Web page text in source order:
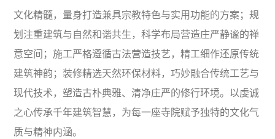
文化精髓，量身打造兼具宗教特色与实用功能的方案；规
划注重建筑与自然和谐共生，科学布局营造庄严静谧的禅
意空间；施工严格遵循古法营造技艺，精工细作还原传统
建筑神韵；装修精选天然环保材料，巧妙融合传统工艺与
现代技术，塑造古朴典雅、清净庄严的修行环境。以虔诚
之心传承千年建筑智慧，为每一座寺院赋予独特的文化气
质与精神内涵。